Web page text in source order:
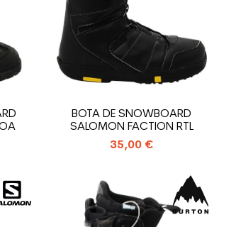
BOTA DE SNOWBOARD
SALOMON FACTION RTL
35,00 €